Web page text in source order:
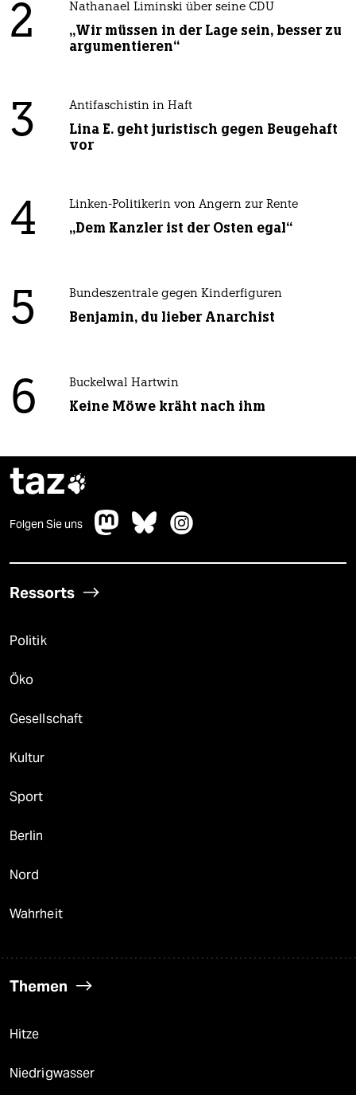
2 Nathanael Liminski über seine CDU
„Wir müssen in der Lage sein, besser zu
argumentieren“
3 Antifaschistin in Haft
Lina E. geht juristisch gegen Beugehaft
vor
4 Linken-Politikerin von Angern zur Rente
„Dem Kanzler ist der Osten egal“
5 Bundeszentrale gegen Kinderfiguren
Benjamin, du lieber Anarchist
6 Buckelwal Hartwin
Keine Möwe kräht nach ihm
taz
Folgen Sie uns
Ressorts
Politik
Öko
Gesellschaft
Kultur
Sport
Berlin
Nord
Wahrheit
Themen
Hitze
Niedrigwasser